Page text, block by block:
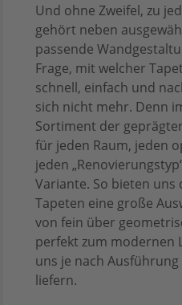
Und ohne Zweifel, zu
gehört neben
passende
Frage, mit welcher
schnell, einfach und
sich nicht mehr. Denn
Sortiment der
für jeden Raum, jeden
jeden
Variante. So bieten uns
Tapeten eine große
von fein über
perfekt zum modernen
uns je nach
liefern.